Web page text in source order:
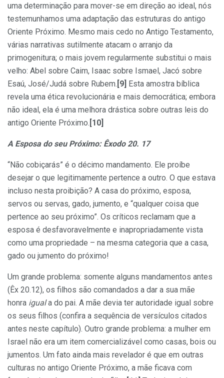
uma determinação para mover-se em direção ao ideal, nós
testemunhamos uma adaptação das estruturas do antigo
Oriente Próximo. Mesmo mais cedo no Antigo Testamento,
várias narrativas sutilmente atacam o arranjo da
primogenitura; o mais jovem regularmente substitui o mais
velho: Abel sobre Caim, Isaac sobre Ismael, Jacó sobre
Esaú, José/Judá sobre Rubem. [9] Esta amostra bíblica
revela uma ética revolucionária e mais democrática; embora
não ideal, ela é uma melhora drástica sobre outras leis do
antigo Oriente Próximo. [10]
A Esposa do seu Próximo: Êxodo 20. 17
“Não cobiçarás” é o décimo mandamento. Ele proíbe
desejar o que legitimamente pertence a outro. O que estava
incluso nesta proibição? A casa do próximo, esposa,
servos ou servas, gado, jumento, e “qualquer coisa que
pertence ao seu próximo”. Os críticos reclamam que a
esposa é desfavoravelmente e inapropriadamente vista
como uma propriedade – na mesma categoria que a casa,
gado ou jumento do próximo!
Um grande problema: somente alguns mandamentos antes
(Êx 20.12), os filhos são comandados a dar a sua mãe
honra iguala do pai. A mãe devia ter autoridade igual sobre
os seus filhos (confira a sequência de versículos citados
antes neste capítulo). Outro grande problema: a mulher em
Israel não era um item comercializável como casas, bois ou
jumentos. Um fato ainda mais revelador é que em outras
culturas no antigo Oriente Próximo, a mãe ficava com